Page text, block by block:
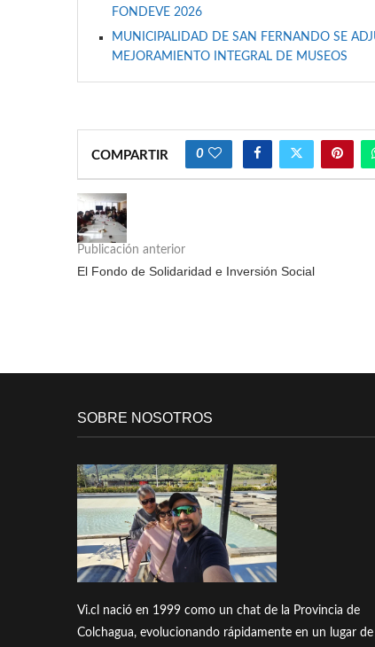
FONDEVE 2026
MUNICIPALIDAD DE SAN FERNANDO SE
MEJORAMIENTO INTEGRAL DE MUSEOS
COMPARTIR 0
Publicación anterior
El Fondo de Solidaridad e Inversión Social
SOBRE NOSOTROS
Vi.cl nació en 1999 como un chat de la Provincia de
Colchagua, evolucionando rápidamente en un lugar de